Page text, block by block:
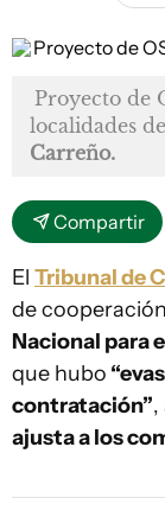
Proyecto de
localidades
Carreño.
Compartir
El Tribunal de
de
Nacional para
que hubo
contratación”,
ajusta a los